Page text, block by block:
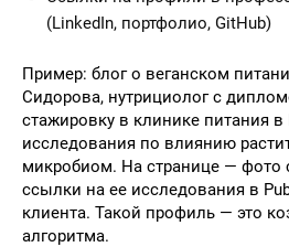
(LinkedIn, портфолио, GitHub)
Пример: блог о веганском
Сидорова, нутрициолог с
стажировку в клинике питания
исследования по влиянию
микробиом. На странице — фото
ссылки на ее исследования в
клиента. Такой профиль — это
алгоритма.